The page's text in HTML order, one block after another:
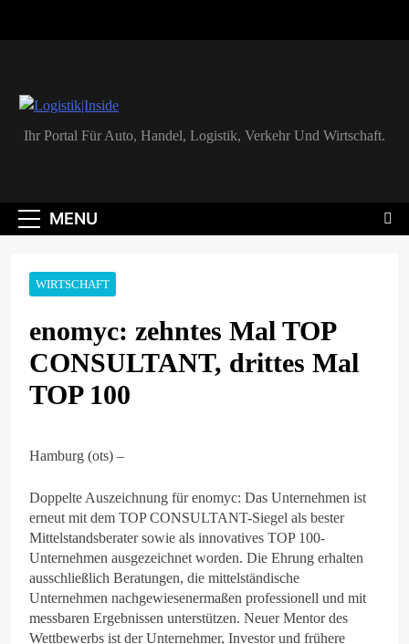
Logistik|Inside
Ihr Portal Für Auto, Handel, Logistik, Verkehr Und Wirtschaft.
MENU
WIRTSCHAFT
enomyc: zehntes Mal TOP
CONSULTANT, drittes Mal
TOP 100
Hamburg (ots) –
Doppelte Auszeichnung für enomyc: Das Unternehmen ist
erneut mit dem TOP CONSULTANT-Siegel als bester
Mittelstandsberater sowie als innovatives TOP 100-
Unternehmen ausgezeichnet worden. Die Ehrung erhalten
ausschließlich Beratungen, die mittelständische
Unternehmen nachgewiesenermaßen professionell und mit
messbaren Ergebnissen unterstützen. Neuer Mentor des
Wettbewerbs ist der Unternehmer, Investor und frühere